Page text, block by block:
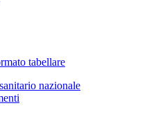
tabellare
nazionale